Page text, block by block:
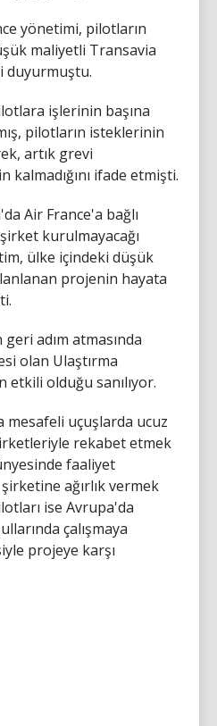
yönetimi, pilotların
maliyetli Transavia
duyurmuştu.
işlerinin başına
pilotların isteklerinin
artık grevi
ifade etmişti.
Air France'a bağlı
kurulmayacağı
ülke içindeki düşük
projenin hayata
adım atmasında
olan Ulaştırma
etkili olduğu sanılıyor.
mesafeli uçuşlarda ucuz
rekabet etmek
faaliyet
ağırlık vermek
ise Avrupa'da
çalışmaya
projeye karşı